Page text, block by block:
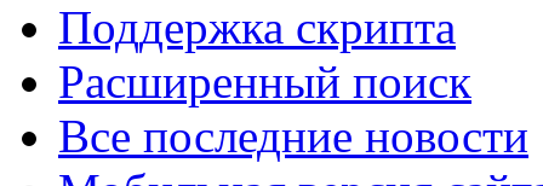
Поддержка скрипта
Расширенный поиск
Все последние новости